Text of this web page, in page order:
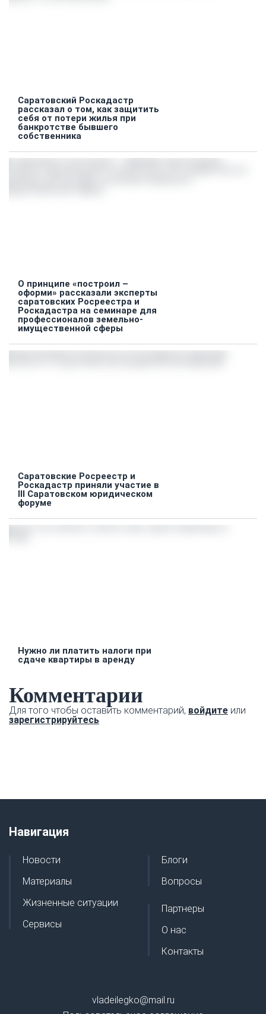
Саратовский Роскадастр
рассказал о том, как защитить
себя от потери жилья при
банкротстве бывшего
собственника
О принципе «построил –
оформи» рассказали эксперты
саратовских Росреестра и
Роскадастра на семинаре для
профессионалов земельно-
имущественной сферы
Саратовские Росреестр и
Роскадастр приняли участие в
III Саратовском юридическом
форуме
Нужно ли платить налоги при
сдаче квартиры в аренду
Комментарии
Для того чтобы оставить комментарий, войдите или
зарегистрируйтесь
Навигация
Новости
Материалы
Жизненные ситуации
Сервисы
Блоги
Вопросы
Партнеры
О нас
Контакты
vladeilegko@mail.ru